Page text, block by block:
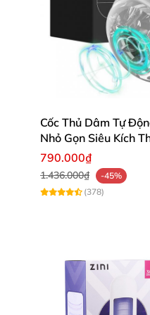
Cốc Thủ Dâm Tự
Nhỏ Gọn Siêu Kích
790.000₫
1.436.000₫
-45%
(378)